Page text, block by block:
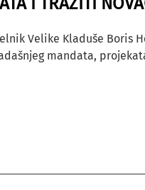
Velike Kladuše Boris
mandata,